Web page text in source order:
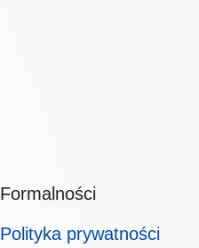
Formalności
Polityka prywatności